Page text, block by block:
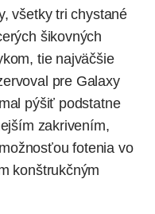
všetky tri chystané
šikovných
tie najväčšie
pre Galaxy
pýšiť podstatne
zakrivením,
fotenia vo
konštrukčným